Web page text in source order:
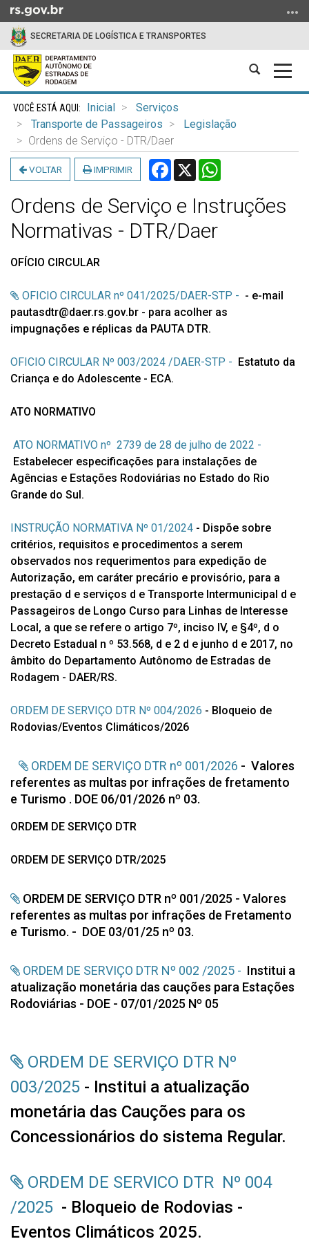
para
conteúdo
para
menu
para
SECRETARIA DE LOGÍSTICA E TRANSPORTES
Abrir
Início
conteúdo
Inicial
Serviços
Transporte de Passageiros
Legislação
Ordens de Serviço - DTR/Daer
VOLTAR IMPRIMIR Facebook
X
Ordens de Serviço e Instruções
Normativas - DTR/Daer
OFÍCIO CIRCULAR
OFICIO CIRCULAR nº 041/2025/DAER-STP - - e-mail
pautasdtr@daer.rs.gov.br - para acolher as
impugnações e réplicas da PAUTA DTR.
OFICIO CIRCULAR Nº 003/2024 /DAER-STP - Estatuto da
Criança e do Adolescente - ECA.
ATO NORMATIVO
ATO NORMATIVO nº 2739 de 28 de julho de 2022 -
Estabelecer especificações para instalações de
Agências e Estações Rodoviárias no Estado do Rio
Grande do Sul.
INSTRUÇÃO NORMATIVA Nº 01/2024 - Dispõe sobre
critérios, requisitos e procedimentos a serem
observados nos requerimentos para expedição de
Autorização, em caráter precário e provisório, para a
prestação d e serviços d e Transporte Intermunicipal d e
Passageiros de Longo Curso para Linhas de Interesse
Local, a que se refere o artigo 7º, inciso IV, e §4º, d o
Decreto Estadual n º 53.568, d e 2 d e junho d e 2017, no
âmbito do Departamento Autônomo de Estradas de
Rodagem - DAER/RS.
ORDEM DE SERVIÇO DTR Nº 004/2026 - Bloqueio de
Rodovias/Eventos Climáticos/2026
ORDEM DE SERVIÇO DTR nº 001/2026 - Valores
referentes as multas por infrações de fretamento
e Turismo . DOE 06/01/2026 nº 03.
ORDEM DE SERVIÇO DTR
ORDEM DE SERVIÇO DTR/2025
ORDEM DE SERVIÇO DTR nº 001/2025 - Valores
referentes as multas por infrações de Fretamento
e Turismo. - DOE 03/01/25 nº 03.
ORDEM DE SERVIÇO DTR Nº 002 /2025 - Institui a
atualização monetária das cauções para Estações
Rodoviárias - DOE - 07/01/2025 Nº 05
ORDEM DE SERVIÇO DTR Nº
003/2025 - Institui a atualização
monetária das Cauções para os
Concessionários do sistema Regular.
ORDEM DE SERVICO DTR Nº 004
/2025 - Bloqueio de Rodovias -
Eventos Climáticos 2025.